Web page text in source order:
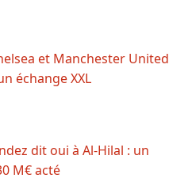
et Manchester United
échange XXL
dit oui à Al-Hilal : un
M€ acté